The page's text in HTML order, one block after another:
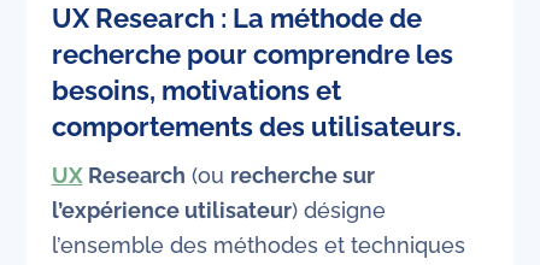
UX Research : La méthode de
recherche pour comprendre les
besoins, motivations et
comportements des utilisateurs.
UXResearch (ou recherche sur
l’expérience utilisateur) désigne
l’ensemble des méthodes et techniques